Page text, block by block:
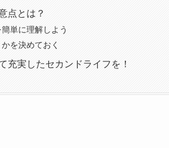
点とは？
単に理解しよう
を決めておく
充実したセカンドライフを！